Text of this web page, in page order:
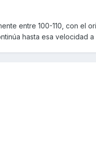
entre 100-110, con el
hasta esa velocidad a